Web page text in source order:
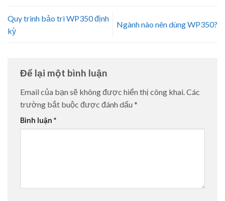
Quy trình bảo trì WP350 định
kỳ
Ngành nào nên dùng WP350?
Để lại một bình luận
Email của bạn sẽ không được hiển thị công khai. Các
trường bắt buộc được đánh dấu *
Bình luận *